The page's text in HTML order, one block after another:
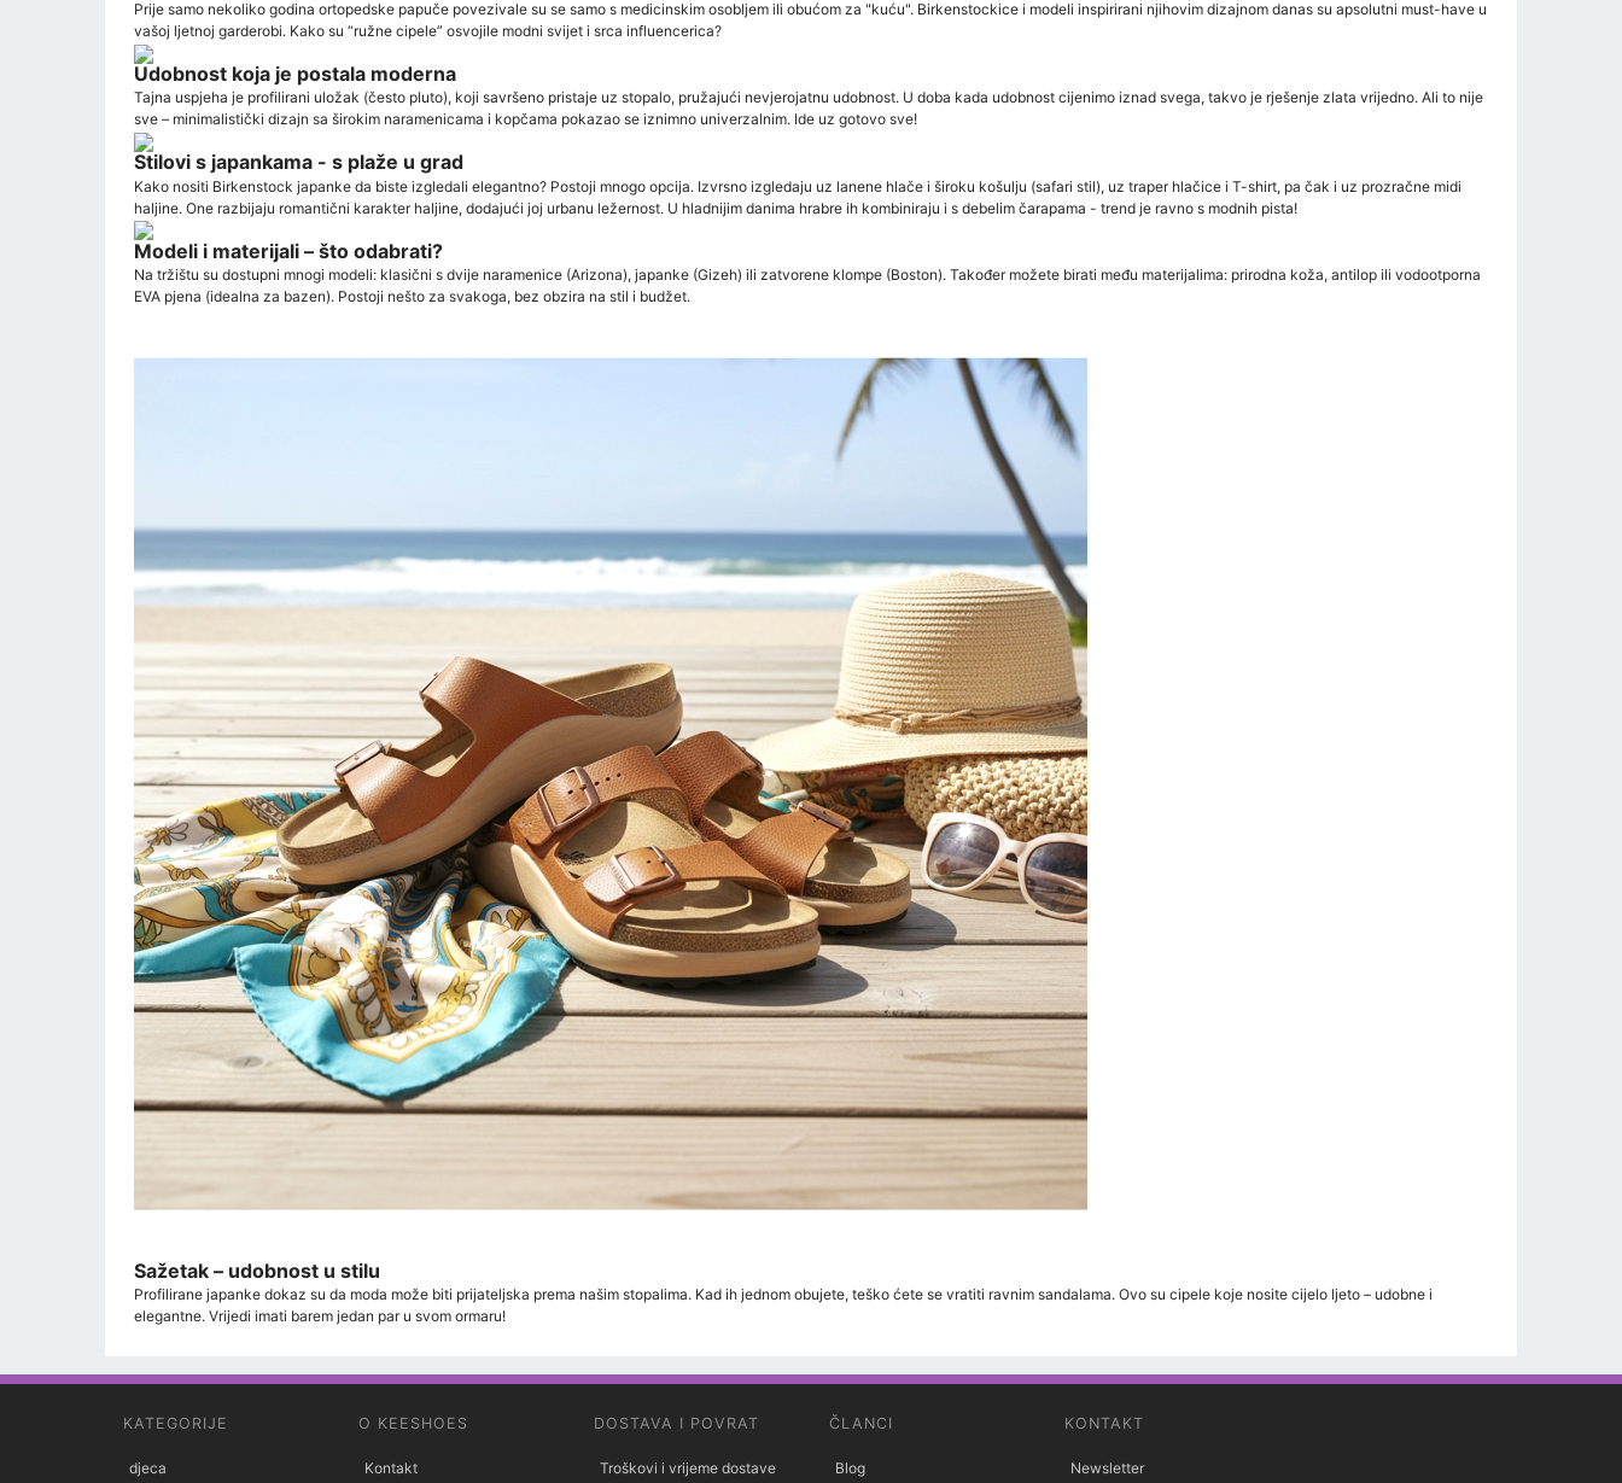
Prije samo nekoliko godina ortopedske papuče povezivale su se samo s medicinskim osobljem ili obućom za "kuću". Birkenstockice i modeli inspirirani njihovim dizajnom danas su apsolutni must-have u
vašoj ljetnoj garderobi. Kako su “ružne cipele” osvojile modni svijet i srca influencerica?
Udobnost koja je postala moderna
Tajna uspjeha je profilirani uložak (često pluto), koji savršeno pristaje uz stopalo, pružajući nevjerojatnu udobnost. U doba kada udobnost cijenimo iznad svega, takvo je rješenje zlata vrijedno. Ali to nije
sve – minimalistički dizajn sa širokim naramenicama i kopčama pokazao se iznimno univerzalnim. Ide uz gotovo sve!
Stilovi s japankama - s plaže u grad
Kako nositi Birkenstock japanke da biste izgledali elegantno? Postoji mnogo opcija. Izvrsno izgledaju uz lanene hlače i široku košulju (safari stil), uz traper hlačice i T-shirt, pa čak i uz prozračne midi
haljine. One razbijaju romantični karakter haljine, dodajući joj urbanu ležernost. U hladnijim danima hrabre ih kombiniraju i s debelim čarapama - trend je ravno s modnih pista!
Modeli i materijali – što odabrati?
Na tržištu su dostupni mnogi modeli: klasični s dvije naramenice (Arizona), japanke (Gizeh) ili zatvorene klompe (Boston). Također možete birati među materijalima: prirodna koža, antilop ili vodootporna
EVA pjena (idealna za bazen). Postoji nešto za svakoga, bez obzira na stil i budžet.
Sažetak – udobnost u stilu
Profilirane japanke dokaz su da moda može biti prijateljska prema našim stopalima. Kad ih jednom obujete, teško ćete se vratiti ravnim sandalama. Ovo su cipele koje nosite cijelo ljeto – udobne i
elegantne. Vrijedi imati barem jedan par u svom ormaru!
KATEGORIJE
djeca
O KEESHOES
Kontakt
DOSTAVA I POVRAT
Troškovi i vrijeme dostave
ČLANCI
Blog
KONTAKT
Newsletter